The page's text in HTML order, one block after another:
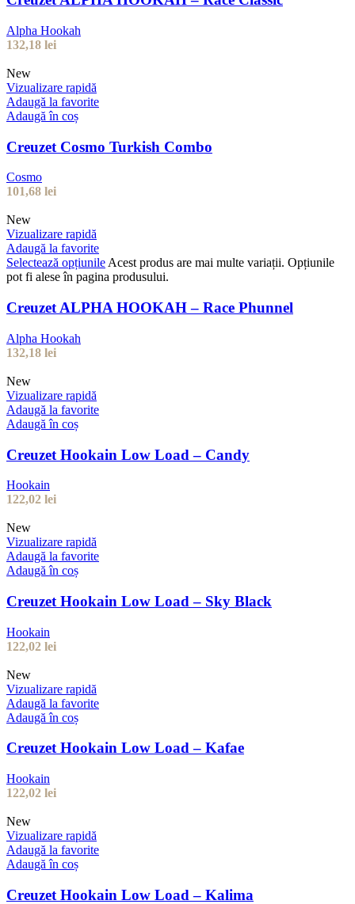
Alpha Hookah
132,18 lei
New
Vizualizare rapidă
Adaugă la favorite
Adaugă în coș
Creuzet Cosmo Turkish Combo
Cosmo
101,68 lei
New
Vizualizare rapidă
Adaugă la favorite
Selectează opțiunile Acest produs are mai multe variații. Opțiunile
pot fi alese în pagina produsului.
Creuzet ALPHA HOOKAH – Race Phunnel
Alpha Hookah
132,18 lei
New
Vizualizare rapidă
Adaugă la favorite
Adaugă în coș
Creuzet Hookain Low Load – Candy
Hookain
122,02 lei
New
Vizualizare rapidă
Adaugă la favorite
Adaugă în coș
Creuzet Hookain Low Load – Sky Black
Hookain
122,02 lei
New
Vizualizare rapidă
Adaugă la favorite
Adaugă în coș
Creuzet Hookain Low Load – Kafae
Hookain
122,02 lei
New
Vizualizare rapidă
Adaugă la favorite
Adaugă în coș
Creuzet Hookain Low Load – Kalima